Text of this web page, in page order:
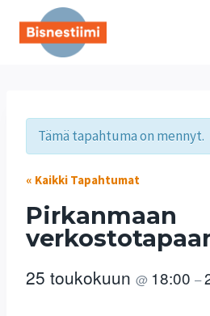
sisältöön
Tämä tapahtuma on mennyt.
« Kaikki Tapahtumat
Pirkanmaan
25 toukokuun @ 18:00 –